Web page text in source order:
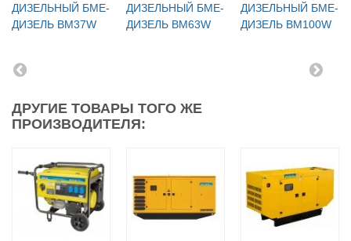
ДИЗЕЛЬНЫЙ БМЕ-
ДИЗЕЛЬ BM37W
ДИЗЕЛЬНЫЙ БМЕ-
ДИЗЕЛЬ BM63W
ДИЗЕЛЬНЫЙ БМЕ-
ДИЗЕЛЬ BM100W
ДРУГИЕ ТОВАРЫ ТОГО ЖЕ
ПРОИЗВОДИТЕЛЯ: